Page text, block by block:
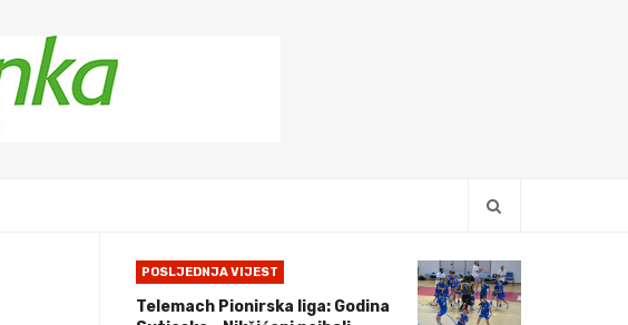
POSLJEDNJA VIJEST
Telemach Pionirska liga: Godina